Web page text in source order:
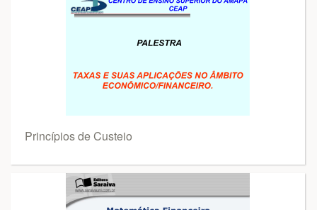
Princípios de Custeio